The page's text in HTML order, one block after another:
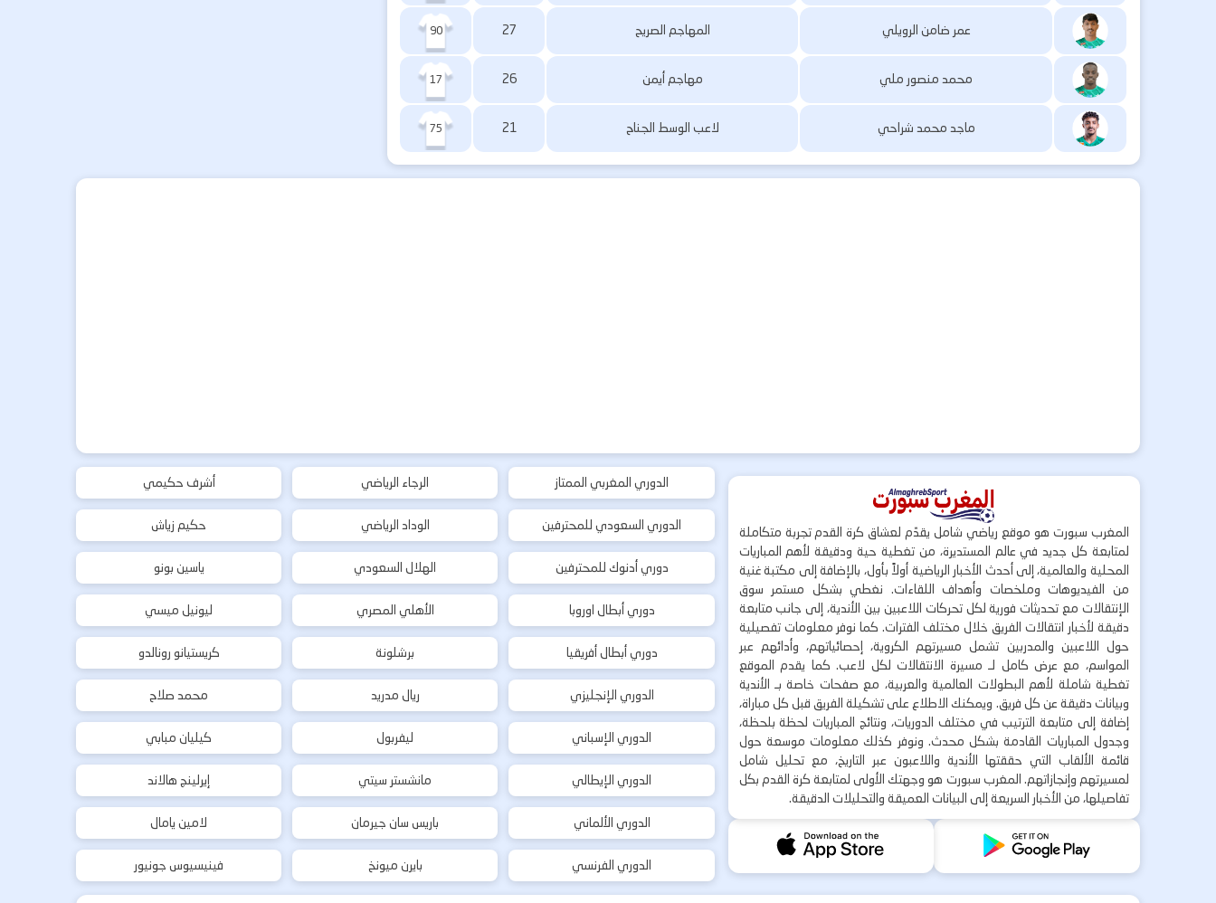
عمر ضامن الرويلي المهاجم الصريح 27
90
محمد منصور ملي مهاجم أيمن 26
17
ماجد محمد شراحي لاعب الوسط الجناح 21
75
المغرب سبورت هو موقع رياضي شامل يقدّم لعشاق كرة القدم تجربة متكاملة
لمتابعة كل جديد في عالم المستديرة، من تغطية حية ودقيقة لأهم المباريات
المحلية والعالمية، إلى أحدث الأخبار الرياضية أولاً بأول، بالإضافة إلى مكتبة غنية
من الفيديوهات وملخصات وأهداف اللقاءات. نغطي بشكل مستمر سوق
الإنتقالات مع تحديثات فورية لكل تحركات اللاعبين بين الأندية، إلى جانب متابعة
دقيقة لأخبار انتقالات الفريق خلال مختلف الفترات. كما نوفر معلومات تفصيلية
حول اللاعبين والمدربين تشمل مسيرتهم الكروية، إحصائياتهم، وأدائهم عبر
المواسم، مع عرض كامل لـ مسيرة الانتقالات لكل لاعب. كما يقدم الموقع
تغطية شاملة لأهم البطولات العالمية والعربية، مع صفحات خاصة بـ الأندية
وبيانات دقيقة عن كل فريق. ويمكنك الاطلاع على تشكيلة الفريق قبل كل مباراة،
إضافة إلى متابعة الترتيب في مختلف الدوريات، ونتائج المباريات لحظة بلحظة،
وجدول المباريات القادمة بشكل محدث. ونوفر كذلك معلومات موسعة حول
قائمة الألقاب التي حققتها الأندية واللاعبون عبر التاريخ، مع تحليل شامل
لمسيرتهم وإنجازاتهم. المغرب سبورت هو وجهتك الأولى لمتابعة كرة القدم بكل
تفاصيلها، من الأخبار السريعة إلى البيانات العميقة والتحليلات الدقيقة.
الدوري المغربي الممتاز
الدوري السعودي للمحترفين
دوري أدنوك للمحترفين
دوري أبطال اوروبا
دوري أبطال أفريقيا
الدوري الإنجليزي
الدوري الإسباني
الدوري الإيطالي
الدوري الألماني
الدوري الفرنسي
الرجاء الرياضي
الوداد الرياضي
الهلال السعودي
الأهلي المصري
برشلونة
ريال مدريد
ليفربول
مانشستر سيتي
باريس سان جيرمان
بايرن ميونخ
أشرف حكيمي
حكيم زياش
ياسين بونو
ليونيل ميسي
كريستيانو رونالدو
محمد صلاح
كيليان مبابي
إيرلينج هالاند
لامين يامال
فينيسيوس جونيور